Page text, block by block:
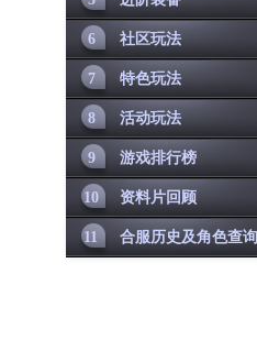
6 社区玩法
7 特色玩法
8 活动玩法
9 游戏排行榜
10 资料片回顾
11 合服历史及角色查询